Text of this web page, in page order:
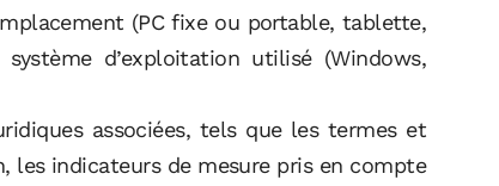
(PC fixe ou portable, tablette,
d’exploitation utilisé (Windows,
associées, tels que les termes et
les indicateurs de mesure pris en compte